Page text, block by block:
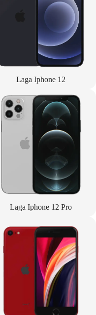
Laga Iphone 12
Laga Iphone 12 Pro